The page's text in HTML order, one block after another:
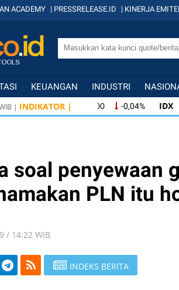
ACADEMY | PRESSRELEASE.ID | KINERJA
KEUANGAN INDUSTRI
| INDIKATOR | IDX 6.344 -7,43
IDX 6.344 -7,43
soal penyewaan
PLN itu
/ 14:22 WIB
INDEKS BERITA